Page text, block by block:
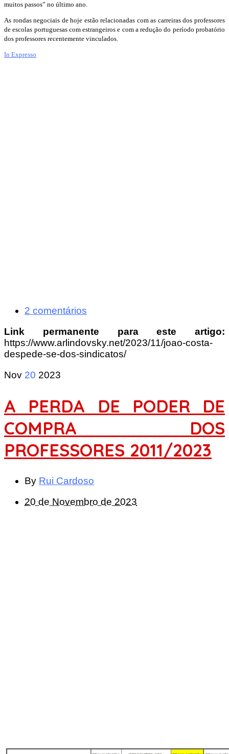
muitos passos” no último ano.
As rondas negociais de hoje estão relacionadas com as carreiras dos professores
de escolas portuguesas com estrangeiros e com a redução do período probatório
dos professores recentemente vinculados.
In Expresso
2 comentários
Link permanente para este artigo:
https://www.arlindovsky.net/2023/11/joao-costa-
despede-se-dos-sindicatos/
Nov 20 2023
A PERDA DE PODER DE
COMPRA DOS
PROFESSORES 2011/2023
By Rui Cardoso
20 de Novembro de 2023